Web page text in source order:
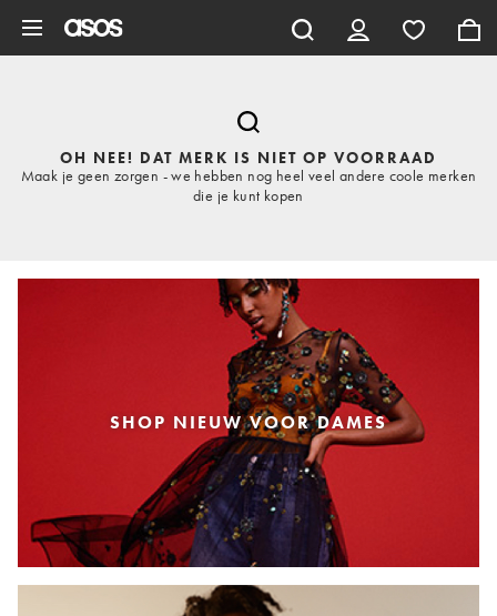
OH NEE! DAT MERK IS NIET OP VOORRAAD
Maak je geen zorgen - we hebben nog heel veel andere coole merken
die je kunt kopen
SHOP NIEUW VOOR DAMES